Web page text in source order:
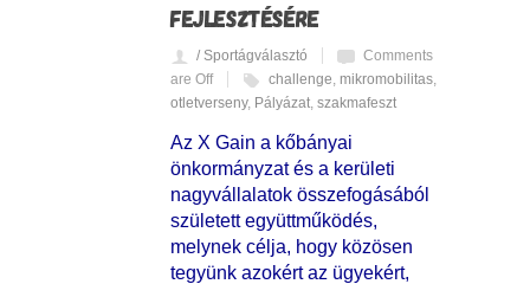
FEJLESZTÉSÉRE
/ Sportágválasztó
Comments
are Off
challenge, mikromobilitas,
otletverseny, Pályázat, szakmafeszt
Az X Gain a kőbányai
önkormányzat és a kerületi
nagyvállalatok összefogásából
született együttműködés,
melynek célja, hogy közösen
tegyünk azokért az ügyekért,